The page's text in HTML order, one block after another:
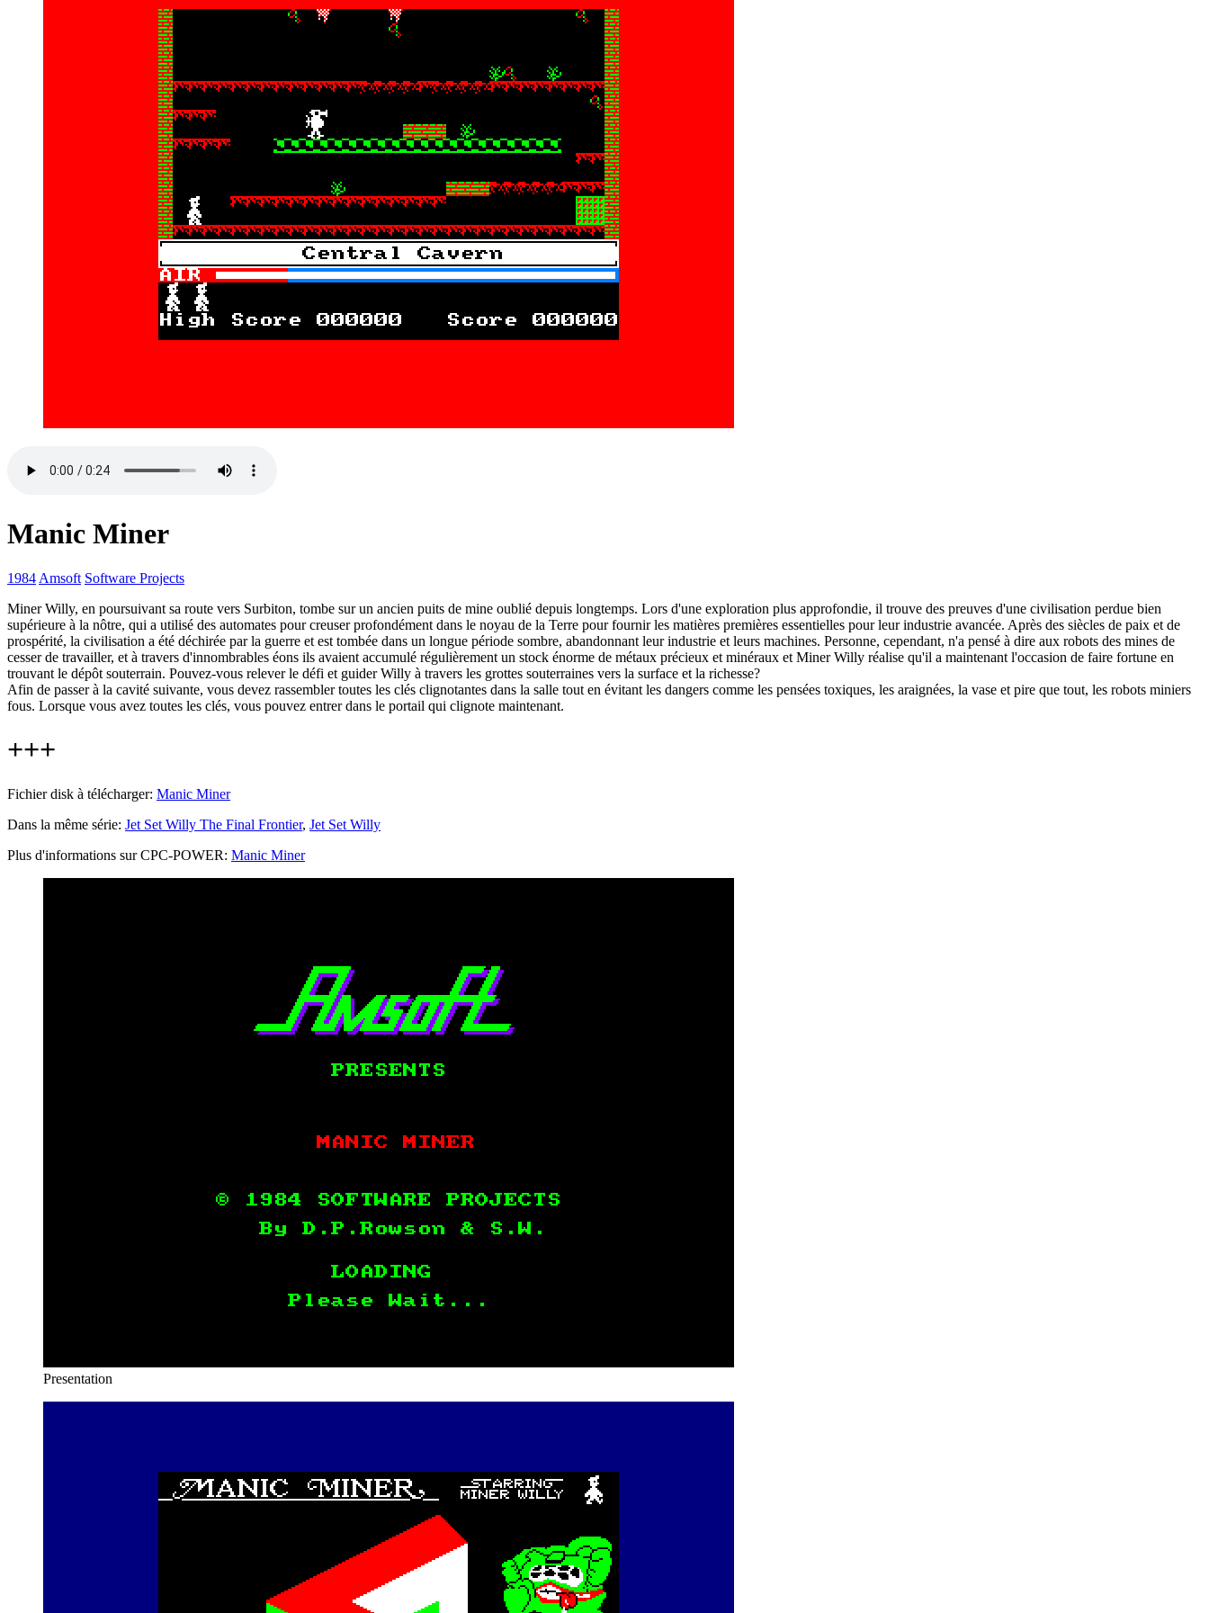
Manic Miner
1984 Amsoft Software Projects
Miner Willy, en poursuivant sa route vers Surbiton, tombe sur un ancien puits de mine oublié depuis longtemps. Lors d'une exploration plus approfondie, il trouve des preuves d'une civilisation perdue bien
supérieure à la nôtre, qui a utilisé des automates pour creuser profondément dans le noyau de la Terre pour fournir les matières premières essentielles pour leur industrie avancée. Après des siècles de paix et de
prospérité, la civilisation a été déchirée par la guerre et est tombée dans un longue période sombre, abandonnant leur industrie et leurs machines. Personne, cependant, n'a pensé à dire aux robots des mines de
cesser de travailler, et à travers d'innombrables éons ils avaient accumulé régulièrement un stock énorme de métaux précieux et minéraux et Miner Willy réalise qu'il a maintenant l'occasion de faire fortune en
trouvant le dépôt souterrain. Pouvez-vous relever le défi et guider Willy à travers les grottes souterraines vers la surface et la richesse?
Afin de passer à la cavité suivante, vous devez rassembler toutes les clés clignotantes dans la salle tout en évitant les dangers comme les pensées toxiques, les araignées, la vase et pire que tout, les robots miniers
fous. Lorsque vous avez toutes les clés, vous pouvez entrer dans le portail qui clignote maintenant.
+++
Fichier disk à télécharger: Manic Miner
Dans la même série: Jet Set Willy The Final Frontier, Jet Set Willy
Plus d'informations sur CPC-POWER: Manic Miner
Presentation